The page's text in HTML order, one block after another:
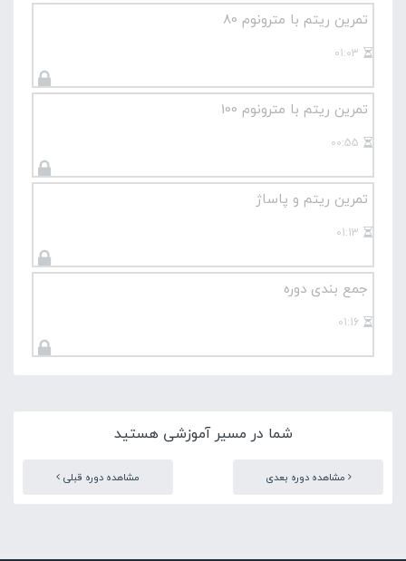
تمرین ریتم با مترونوم 80
01:03
تمرین ریتم با مترونوم 100
00:55
تمرین ریتم و پاساژ
01:13
جمع بندی دوره
01:16
شما در مسیر آموزشی هستید
مشاهده دوره بعدی مشاهده دوره قبلی